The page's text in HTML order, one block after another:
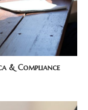
& Compliance